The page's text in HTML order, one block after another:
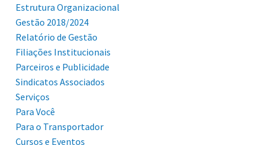
Estrutura Organizacional
Gestão 2018/2024
Relatório de Gestão
Filiações Institucionais
Parceiros e Publicidade
Sindicatos Associados
Serviços
Para Você
Para o Transportador
Cursos e Eventos